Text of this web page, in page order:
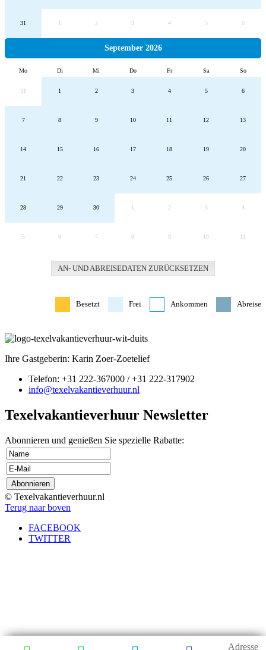
31 1 2 3 4 5 6
September 2026
Mo Di Mi Do Fr Sa So
31 1 2 3 4 5 6
7 8 9 10 11 12 13
14 15 16 17 18 19 20
21 22 23 24 25 26 27
28 29 30 1 2 3 4
5 6 7 8 9 10 11
AN- UND ABREISEDATEN ZURÜCKSETZEN
Besetzt Frei Ankommen Abreise
Adresse
Ihre Gastgeberin: Karin Zoer-Zoetelief
Telefon: +31 222-367000 / +31 222-317902
info@texelvakantieverhuur.nl
Texelvakantieverhuur Newsletter
Abonnieren und genießen Sie spezielle Rabatte:
© Texelvakantieverhuur.nl
Terug naar boven
FACEBOOK
TWITTER